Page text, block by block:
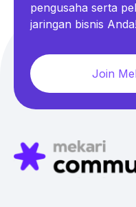
pengusaha serta
jaringan bisnis Anda!
Join